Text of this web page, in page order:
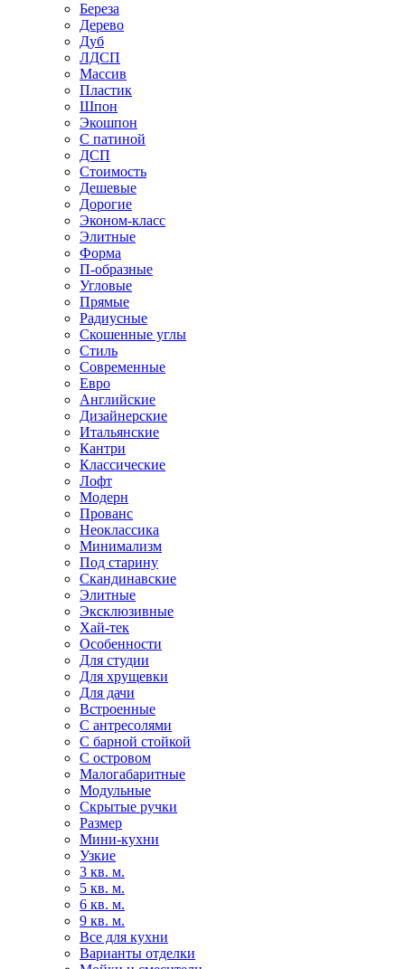
Береза
Дерево
Дуб
ЛДСП
Массив
Пластик
Шпон
Экошпон
С патиной
ДСП
Стоимость
Дешевые
Дорогие
Эконом-класс
Элитные
Форма
П-образные
Угловые
Прямые
Радиусные
Скошенные углы
Стиль
Современные
Евро
Английские
Дизайнерские
Итальянские
Кантри
Классические
Лофт
Модерн
Прованс
Неоклассика
Минимализм
Под старину
Скандинавские
Элитные
Эксклюзивные
Хай-тек
Особенности
Для студии
Для хрущевки
Для дачи
Встроенные
С антресолями
С барной стойкой
С островом
Малогабаритные
Модульные
Скрытые ручки
Размер
Мини-кухни
Узкие
3 кв. м.
5 кв. м.
6 кв. м.
9 кв. м.
Все для кухни
Варианты отделки